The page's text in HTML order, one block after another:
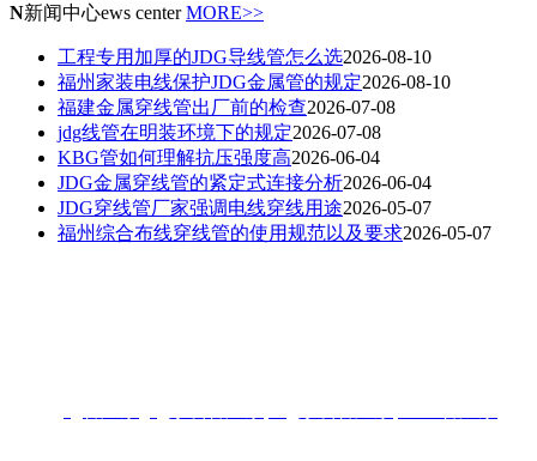
N新闻中心ews center MORE>>
工程专用加厚的JDG导线管怎么选2026-08-10
福州家装电线保护JDG金属管的规定2026-08-10
福建金属穿线管出厂前的检查2026-07-08
jdg线管在明装环境下的规定2026-07-08
KBG管如何理解抗压强度高2026-06-04
JDG金属穿线管的紧定式连接分析2026-06-04
JDG穿线管厂家强调电线穿线用途2026-05-07
福州综合布线穿线管的使用规范以及要求2026-05-07